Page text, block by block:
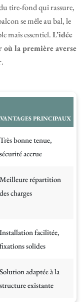
tire-fond qui rassure,
se mêle au bal, le
mais essentiel.L’idée
où la première averse
.
PRINCIPAUX
Très bonne tenue,
sécurité accrue
Meilleure répartition
des charges
Installation facilitée,
fixations solides
Solution adaptée à la
structure existante